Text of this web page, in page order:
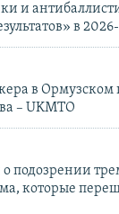
и
в
в Ормузском
– UKMTO
подозрении
которые